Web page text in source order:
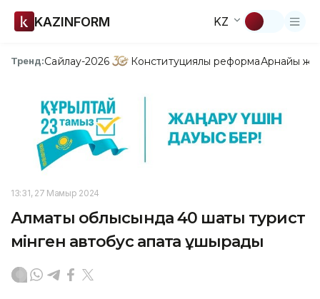
KAZINFORM KZ
Тренд:Сайлау-2026 Конституциялық реформаАрнайы
13:31, 27 Мамыр 2024
Алматы облысында 40 шақты турист
мінген автобус апатқа ұшырады